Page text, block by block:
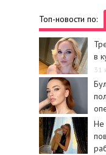
Топ-новости по:
в
31
Не